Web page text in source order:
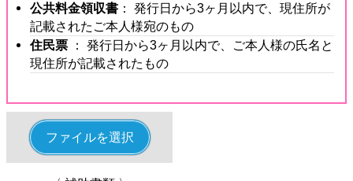
公共料金領収書 ： 発行日から3ヶ月以内で、現住所が
記載されたご本人様宛のもの
住民票 ： 発行日から3ヶ月以内で、ご本人様の氏名と
現住所が記載されたもの
ファイルを選択